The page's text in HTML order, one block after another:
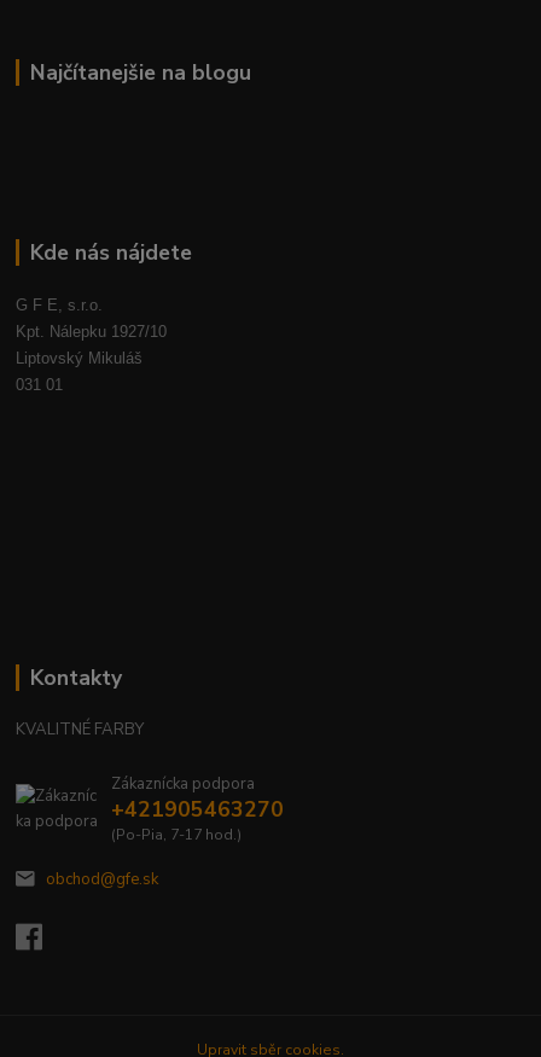
Najčítanejšie na blogu
Kde nás nájdete
G F E, s.r.o.
Kpt. Nálepku 1927/10
Liptovský Mikuláš
031 01
Kontakty
KVALITNÉ FARBY
Zákaznícka podpora
+421905463270
(Po-Pia, 7-17 hod.)
obchod@gfe.sk
Upravit sběr cookies.